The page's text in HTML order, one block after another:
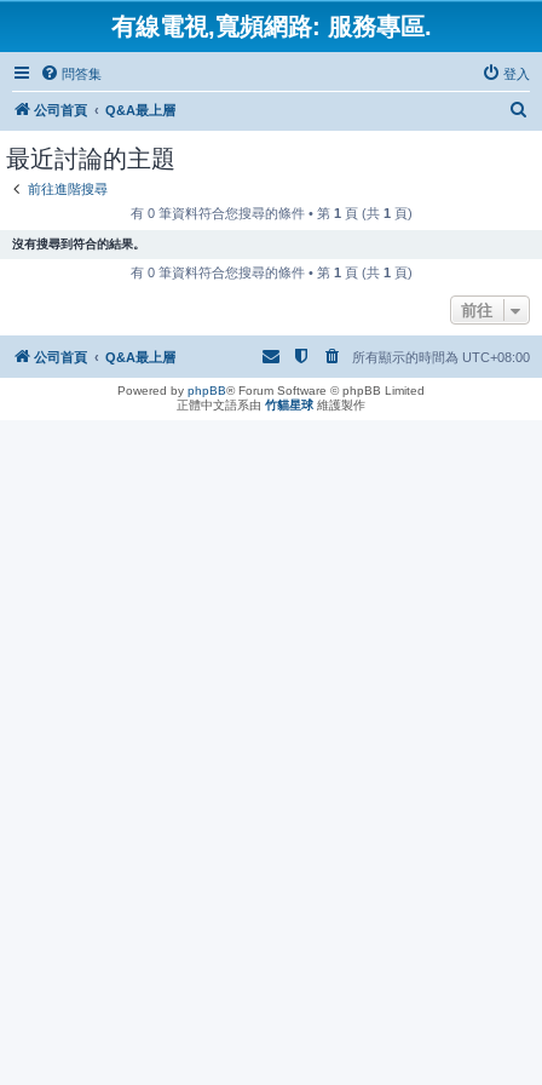
有線電視,寬頻網路: 服務專區.
問答集 登入
公司首頁 Q&A最上層
最近討論的主題
前往進階搜尋
有 0 筆資料符合您搜尋的條件 • 第 1 頁 (共 1 頁)
沒有搜尋到符合的結果。
有 0 筆資料符合您搜尋的條件 • 第 1 頁 (共 1 頁)
前往
公司首頁 Q&A最上層 所有顯示的時間為 UTC+08:00
Powered by phpBB® Forum Software © phpBB Limited
正體中文語系由 竹貓星球 維護製作